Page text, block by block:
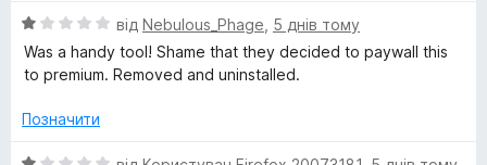
1
з
5
н
к
а
з
О
ц
к
1
від Nebulous_Phage 5 днів тому
Was a handy tool! Shame that they decided to paywall this
to premium. Removed and uninstalled.
Позначити